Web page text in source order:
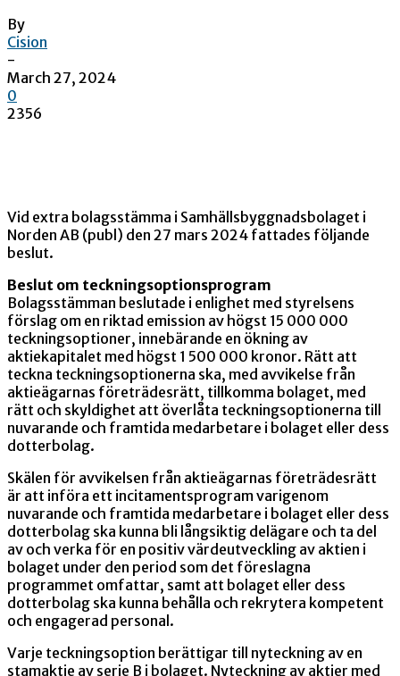
By
Cision
-
March 27, 2024
0
2356
Vid extra bolagsstämma i Samhällsbyggnadsbolaget i
Norden AB (publ) den 27 mars 2024 fattades följande
beslut.
Beslut om teckningsoptionsprogram
Bolagsstämman beslutade i enlighet med styrelsens
förslag om en riktad emission av högst 15 000 000
teckningsoptioner, innebärande en ökning av
aktiekapitalet med högst 1 500 000 kronor. Rätt att
teckna teckningsoptionerna ska, med avvikelse från
aktieägarnas företrädesrätt, tillkomma bolaget, med
rätt och skyldighet att överlåta teckningsoptionerna till
nuvarande och framtida medarbetare i bolaget eller dess
dotterbolag.
Skälen för avvikelsen från aktieägarnas företrädesrätt
är att införa ett incitamentsprogram varigenom
nuvarande och framtida medarbetare i bolaget eller dess
dotterbolag ska kunna bli långsiktig delägare och ta del
av och verka för en positiv värdeutveckling av aktien i
bolaget under den period som det föreslagna
programmet omfattar, samt att bolaget eller dess
dotterbolag ska kunna behålla och rekrytera kompetent
och engagerad personal.
Varje teckningsoption berättigar till nyteckning av en
stamaktie av serie B i bolaget. Nyteckning av aktier med